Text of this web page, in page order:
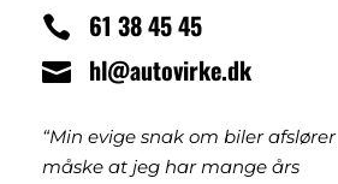
61 38 45 45
hl@autovirke.dk
“Min evige snak om biler afslører
måske at jeg har mange års